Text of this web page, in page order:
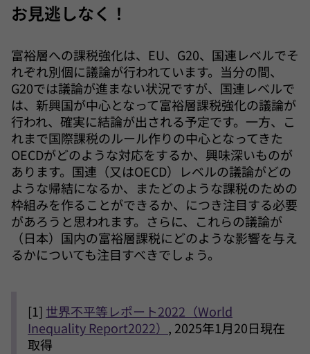
お見逃しなく！
富裕層への課税強化は、EU、G20、国連レベルでそ
れぞれ別個に議論が行われています。当分の間、
G20では議論が進まない状況ですが、国連レベルで
は、新興国が中心となって富裕層課税強化の議論が
行われ、確実に結論が出される予定です。一方、こ
れまで国際課税のルール作りの中心となってきた
OECDがどのような対応をするか、興味深いものが
あります。国連（又はOECD）レベルの議論がどの
ような帰結になるか、またどのような課税のための
枠組みを作ることができるか、につき注目する必要
があろうと思われます。さらに、これらの議論が
（日本）国内の富裕層課税にどのような影響を与え
るかについても注目すべきでしょう。
[1] 世界不平等レポート2022（World
Inequality Report2022） , 2025年1月20日現在
取得